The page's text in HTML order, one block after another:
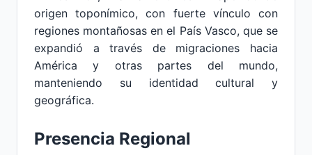
origen toponímico, con fuerte vínculo con
regiones montañosas en el País Vasco, que se
expandió a través de migraciones hacia
América y otras partes del mundo,
manteniendo su identidad cultural y
geográfica.
Presencia Regional